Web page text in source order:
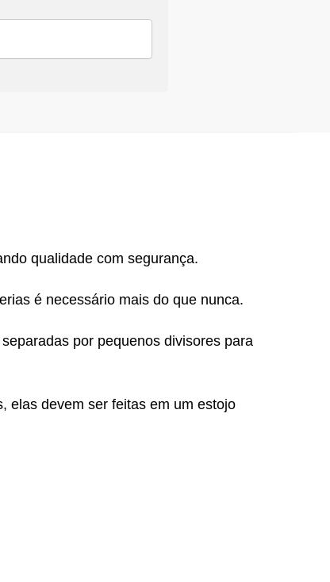
qualidade com segurança.
é necessário mais do que nunca.
por pequenos divisores para
elas devem ser feitas em um estojo